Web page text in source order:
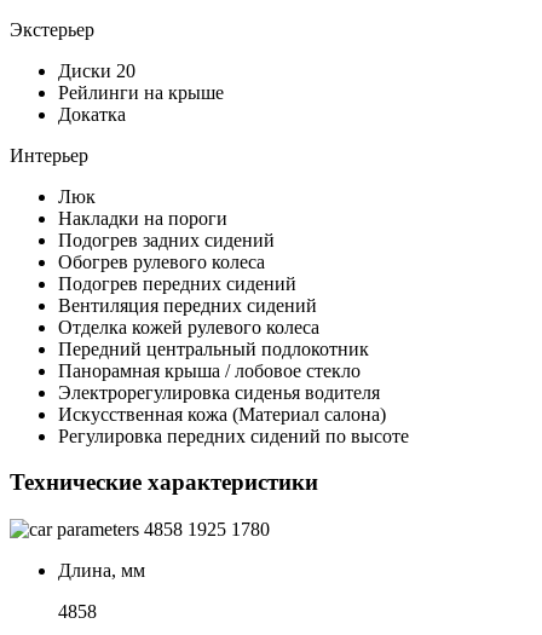
Экстерьер
Диски 20
Рейлинги на крыше
Докатка
Интерьер
Люк
Накладки на пороги
Подогрев задних сидений
Обогрев рулевого колеса
Подогрев передних сидений
Вентиляция передних сидений
Отделка кожей рулевого колеса
Передний центральный подлокотник
Панорамная крыша / лобовое стекло
Электрорегулировка сиденья водителя
Искусственная кожа (Материал салона)
Регулировка передних сидений по высоте
Технические характеристики
4858 1925 1780
Длина, мм
4858